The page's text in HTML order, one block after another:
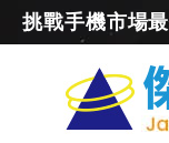
挑戰手機市場